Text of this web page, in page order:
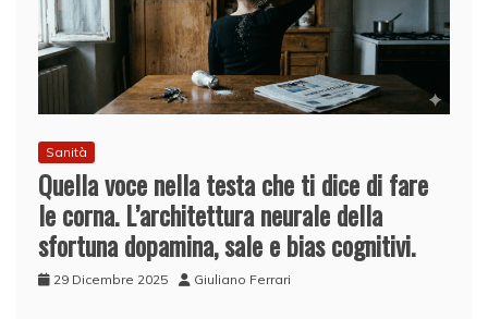
Sanità
Quella voce nella testa che ti dice di fare
le corna. L’architettura neurale della
sfortuna dopamina, sale e bias cognitivi.
29 Dicembre 2025 Giuliano Ferrari